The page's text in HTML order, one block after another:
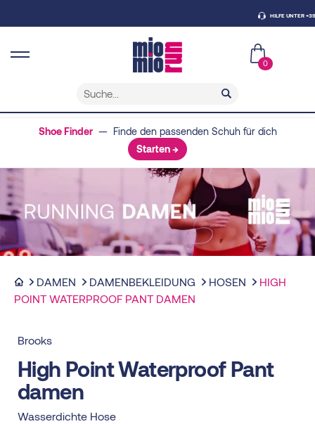
HILFE UNTER +39
0
Shoe Finder— Finde den passenden Schuh für dich
Starten →
DAMEN DAMENBEKLEIDUNG HOSEN
HIGH
POINT WATERPROOF PANT DAMEN
Brooks
High Point Waterproof Pant
damen
Wasserdichte Hose